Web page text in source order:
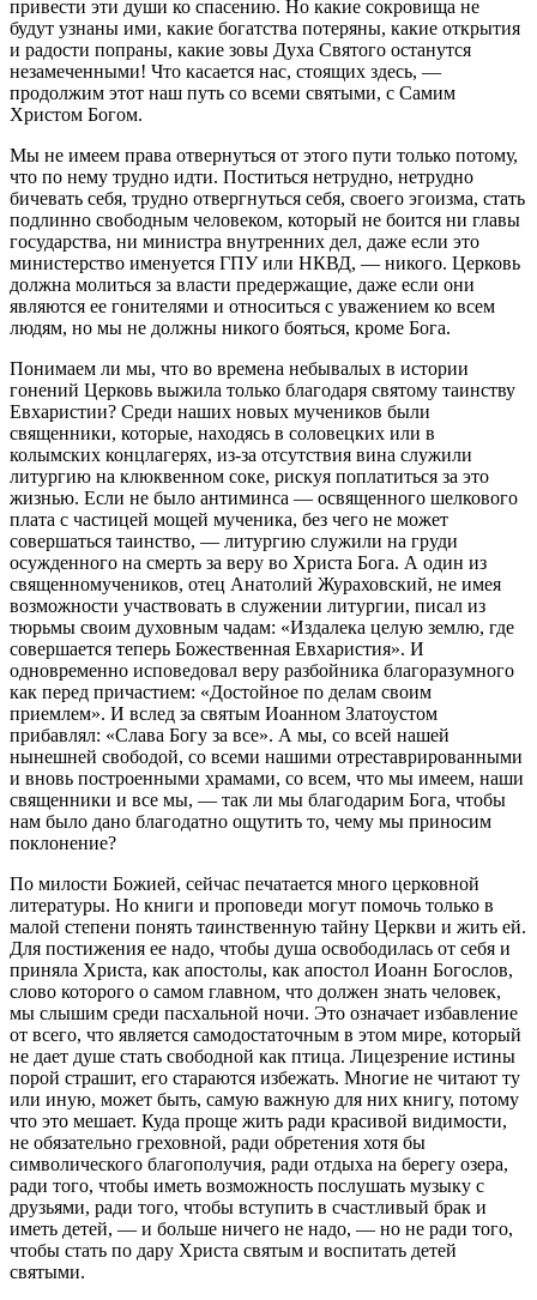
привести эти души ко спасению. Но какие сокровища не
будут узнаны ими, какие богатства потеряны, какие открытия
и радости попраны, какие зовы Духа Святого останутся
незамеченными! Что касается нас, стоящих здесь, —
продолжим этот наш путь со всеми святыми, с Самим
Христом Богом.
Мы не имеем права отвернуться от этого пути только потому,
что по нему трудно идти. Поститься нетрудно, нетрудно
бичевать себя, трудно отвергнуться себя, своего эгоизма, стать
подлинно свободным человеком, который не боится ни главы
государства, ни министра внутренних дел, даже если это
министерство именуется ГПУ или НКВД, — никого. Церковь
должна молиться за власти предержащие, даже если они
являются ее гонителями и относиться с уважением ко всем
людям, но мы не должны никого бояться, кроме Бога.
Понимаем ли мы, что во времена небывалых в истории
гонений Церковь выжила только благодаря святому таинству
Евхаристии? Среди наших новых мучеников были
священники, которые, находясь в соловецких или в
колымских концлагерях, из-за отсутствия вина служили
литургию на клюквенном соке, рискуя поплатиться за это
жизнью. Если не было антиминса — освященного шелкового
плата с частицей мощей мученика, без чего не может
совершаться таинство, — литургию служили на груди
осужденного на смерть за веру во Христа Бога. А один из
священномучеников, отец Анатолий Жураховский, не имея
возможности участвовать в служении литургии, писал из
тюрьмы своим духовным чадам: «Издалека целую землю, где
совершается теперь Божественная Евхаристия». И
одновременно исповедовал веру разбойника благоразумного
как перед причастием: «Достойное по делам своим
приемлем». И вслед за святым Иоанном Златоустом
прибавлял: «Слава Богу за все». А мы, со всей нашей
нынешней свободой, со всеми нашими отреставрированными
и вновь построенными храмами, со всем, что мы имеем, наши
священники и все мы, — так ли мы благодарим Бога, чтобы
нам было дано благодатно ощутить то, чему мы приносим
поклонение?
По милости Божией, сейчас печатается много церковной
литературы. Но книги и проповеди могут помочь только в
малой степени понять таинственную тайну Церкви и жить ей.
Для постижения ее надо, чтобы душа освободилась от себя и
приняла Христа, как апостолы, как апостол Иоанн Богослов,
слово которого о самом главном, что должен знать человек,
мы слышим среди пасхальной ночи. Это означает избавление
от всего, что является самодостаточным в этом мире, который
не дает душе стать свободной как птица. Лицезрение истины
порой страшит, его стараются избежать. Многие не читают ту
или иную, может быть, самую важную для них книгу, потому
что это мешает. Куда проще жить ради красивой видимости,
не обязательно греховной, ради обретения хотя бы
символического благополучия, ради отдыха на берегу озера,
ради того, чтобы иметь возможность послушать музыку с
друзьями, ради того, чтобы вступить в счастливый брак и
иметь детей, — и больше ничего не надо, — но не ради того,
чтобы стать по дару Христа святым и воспитать детей
святыми.